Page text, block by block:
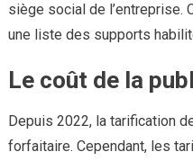
siège social de l’entreprise.
une liste des supports
Le coût de la
Depuis 2022, la tarification
forfaitaire. Cependant, les